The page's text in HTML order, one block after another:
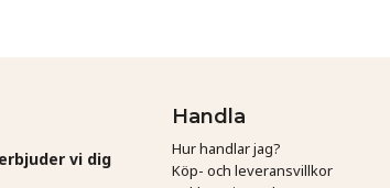
vi dig
Handla
Hur handlar jag?
Köp- och leveransvillkor